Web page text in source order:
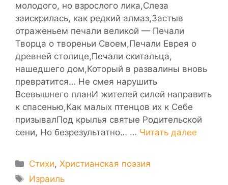
молодого, но взрослого лика,Слеза
заискрилась, как редкий алмаз,Застыв
отраженьем печали великой — Печали
Творца о твореньи Своем,Печали Еврея о
древней столице,Печали скитальца,
нашедшего дом,Который в развалины вновь
превратится… Не смея нарушить
Всевышнего планИ жителей силой направить
к спасенью,Как малых птенцов их к Себе
призывалПод крылья святые Родительской
сени, Но безрезультатно… … Читать далее
Рубрики
Стихи,Христианская поэзия
Метки
Израиль